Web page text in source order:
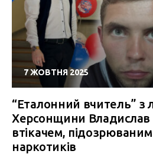
7 ЖОВТНЯ 2025
“Еталонний вчитель” з
Херсонщини Владислав
втікачем,
наркотиків